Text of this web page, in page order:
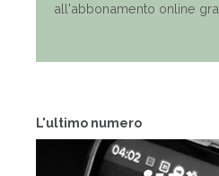
L'ultimo numero
all'abbonamento online